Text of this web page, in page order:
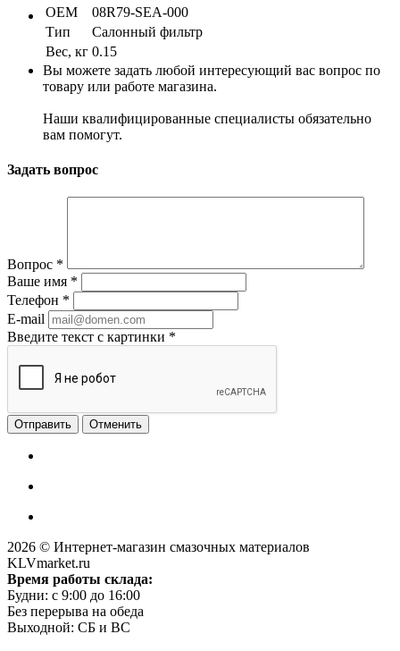
OEM
08R79-SEA-000
Тип
Салонный фильтр
Вес, кг 0.15
Вы можете задать любой интересующий вас вопрос по
товару или работе магазина.
Наши квалифицированные специалисты обязательно
вам помогут.
Задать вопрос
Вопрос *
Ваше имя *
Телефон *
E-mail
Введите текст с картинки *
Отменить
2026 © Интернет-магазин смазочных материалов
KLVmarket.ru
Время работы склада:
Будни: c 9:00 до 16:00
Без перерыва на обеда
Выходной: СБ и ВС